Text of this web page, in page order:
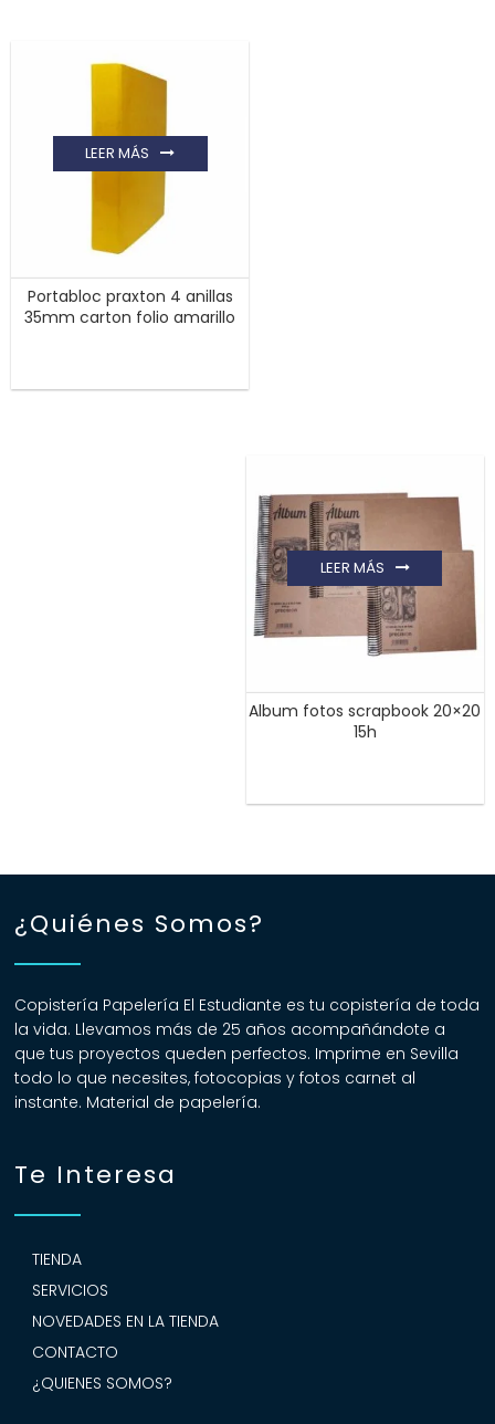
Portabloc praxton 4 anillas
35mm carton folio amarillo
LEER MÁS
Album fotos scrapbook 20×20
15h
LEER MÁS
¿Quiénes Somos?
Copistería Papelería El Estudiante es tu copistería de toda
la vida. Llevamos más de 25 años acompañándote a
que tus proyectos queden perfectos. Imprime en Sevilla
todo lo que necesites, fotocopias y fotos carnet al
instante. Material de papelería.
Te Interesa
TIENDA
SERVICIOS
NOVEDADES EN LA TIENDA
CONTACTO
¿QUIENES SOMOS?